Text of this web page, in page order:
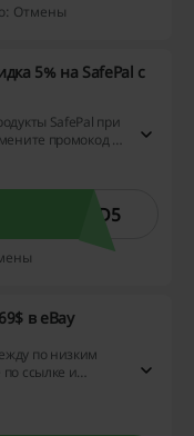
Отмены
5% на SafePal с
SafePal при
промокод и
RD5
в eBay
по низким
ссылке и